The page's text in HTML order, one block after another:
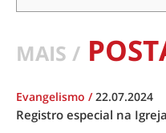
MAIS /
Evangelismo /22.07.2024
Registro especial na